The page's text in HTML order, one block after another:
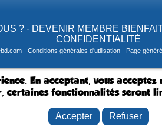
? - DEVENIR MEMBRE
CONFIDENTIALITÉ
- Conditions générales d'utilisation - Page
En acceptant, vous
certaines fonctionnalités seront
Accepter Refuser